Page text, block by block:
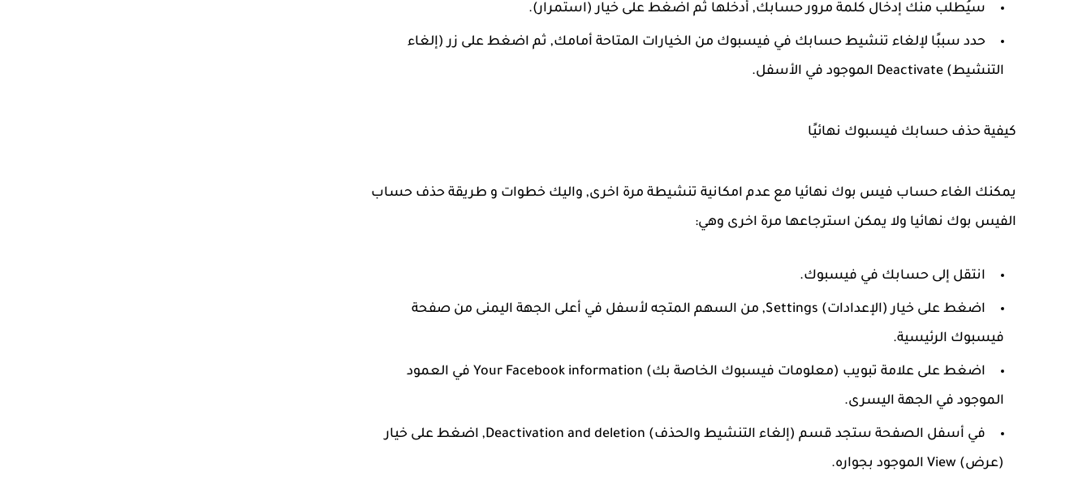
سيُطلب منك إدخال كلمة مرور حسابك, أدخلها ثم اضغط على خيار (استمرار).
حدد سببًا لإلغاء تنشيط حسابك في فيسبوك من الخيارات المتاحة أمامك, ثم اضغط على زر (إلغاء
التنشيط) Deactivate الموجود في الأسفل.
كيفية حذف حسابك فيسبوك نهائيًا
يمكنك الغاء حساب فيس بوك نهائيا مع عدم امكانية تنشيطة مرة اخرى, واليك خطوات و طريقة حذف حساب
الفيس بوك نهائيا ولا يمكن استرجاعها مرة اخرى وهي:
انتقل إلى حسابك في فيسبوك.
اضغط على خيار (الإعدادات) Settings, من السهم المتجه لأسفل في أعلى الجهة اليمنى من صفحة
فيسبوك الرئيسية.
اضغط على علامة تبويب (معلومات فيسبوك الخاصة بك) Your Facebook information في العمود
الموجود في الجهة اليسرى.
في أسفل الصفحة ستجد قسم (إلغاء التنشيط والحذف) Deactivation and deletion, اضغط على خيار
(عرض) View الموجود بجواره.